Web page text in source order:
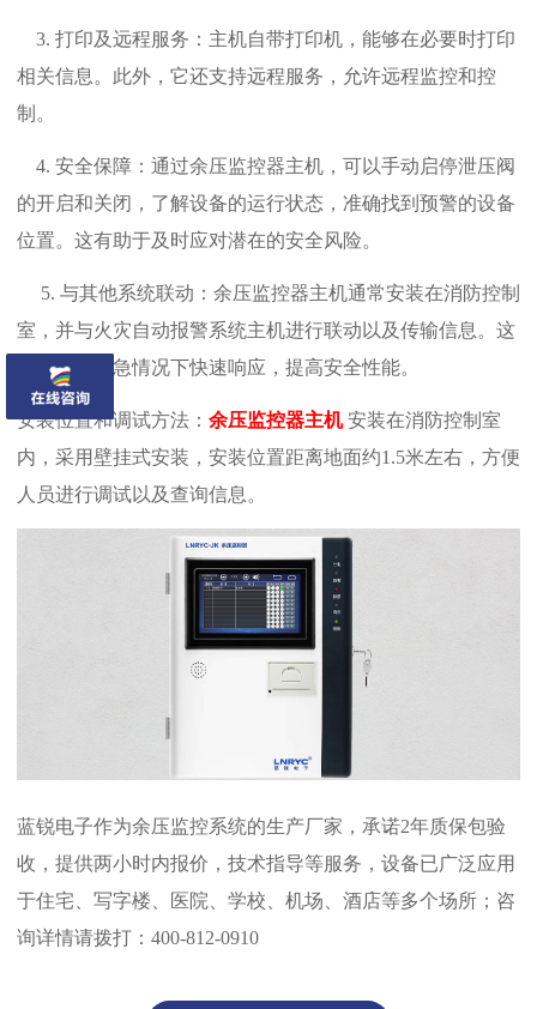
3. 打印及远程服务‌：主机自带打印机，能够在必要时打印
相关信息。此外，它还支持远程服务，允许远程监控和控
制‌。
4. 安全保障‌：通过余压监控器主机，可以手动启停泄压阀
的开启和关闭，了解设备的运行状态，准确找到预警的设备
位置。这有助于及时应对潜在的安全风险‌。‌
5. 与其他系统联动‌：余压监控器主机通常安装在消防控制
室，并与火灾自动报警系统主机进行联动以及传输信息。这
有助于在紧急情况下快速响应，提高安全性能‌。
‌安装位置和调试方法‌： 余压监控器主机安装在消防控制室
内，采用壁挂式安装，安装位置距离地面约1.5米左右，方便
人员进行调试以及查询信息‌。
蓝锐电子作为余压监控系统的生产厂家，承诺2年质保包验
收，提供两小时内报价，技术指导等服务，设备已广泛应用
于住宅、写字楼、医院、学校、机场、酒店等多个场所；咨
询详情请拨打：400-812-0910